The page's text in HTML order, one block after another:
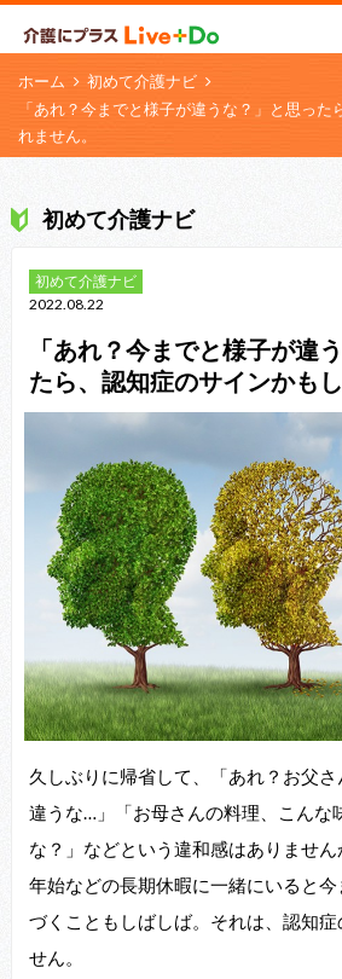
ホーム
初めて介護ナビ
「あれ？今までと様子が違うな？」と思った
れません。
初めて介護ナビ
初めて介護ナビ
2022.08.22
「あれ？今までと様子が違
たら、認知症のサインかもし
久しぶりに帰省して、「あれ？お父
違うな…」「お母さんの料理、こんな
な？」などという違和感はありませ
年始などの長期休暇に一緒にいると
づくこともしばしば。それは、認知症
せん。